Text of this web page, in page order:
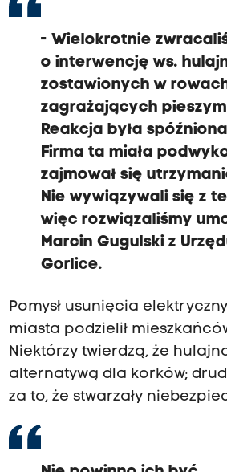
- Wielokrotnie
o interwencję ws.
zostawionych w
zagrażających
Reakcja była
Firma ta miała
zajmował się
Nie wywiązywali się z
więc rozwiązaliśmy
Marcin Gugulski z
Gorlice.
Pomysł usunięcia
miasta podzielił
Niektórzy twierdzą, że
alternatywą dla korków;
za to, że stwarzały